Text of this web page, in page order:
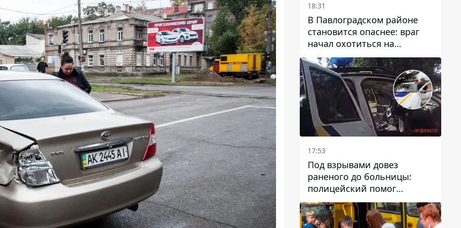
18:31
В Павлоградском районе
становится опаснее: враг
начал охотиться на
гражданский и военный
транспорт
17:53
Под взрывами довез
раненого до больницы:
полицейский помог
пострадавшему после атаки
на Каменский район